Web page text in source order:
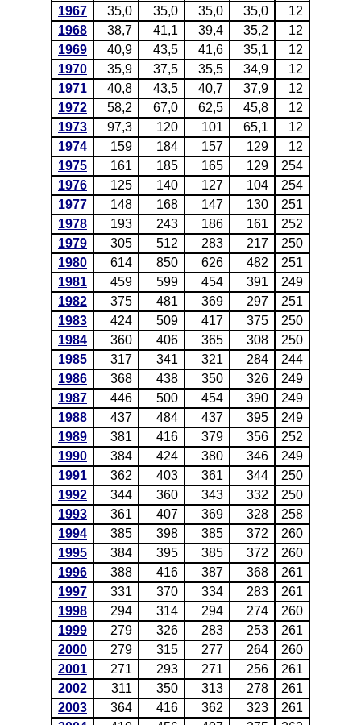
1967
35,0 35,0 35,0 35,0
12
1968
38,7 41,1 39,4 35,2
12
1969
40,9 43,5 41,6 35,1
12
1970
35,9 37,5 35,5 34,9
12
1971
40,8 43,5 40,7 37,9
12
1972
58,2 67,0 62,5 45,8
12
1973
97,3 120 101 65,1
12
1974
159 184 157 129
12
1975
161 185 165 129
254
1976
125 140 127 104
254
1977
148 168 147 130
251
1978
193 243 186 161
252
1979
305 512 283 217
250
1980
614 850 626 482
251
1981
459 599 454 391
249
1982
375 481 369 297
251
1983
424 509 417 375
250
1984
360 406 365 308
250
1985
317 341 321 284
244
1986
368 438 350 326
249
1987
446 500 454 390
249
1988
437 484 437 395
249
1989
381 416 379 356
252
1990
384 424 380 346
249
1991
362 403 361 344
250
1992
344 360 343 332
250
1993
361 407 369 328
258
1994
385 398 385 372
260
1995
384 395 385 372
260
1996
388 416 387 368
261
1997
331 370 334 283
261
1998
294 314 294 274
260
1999
279 326 283 253
261
2000
279 315 277 264
260
2001
271 293 271 256
261
2002
311 350 313 278
261
2003
364 416 362 323
261